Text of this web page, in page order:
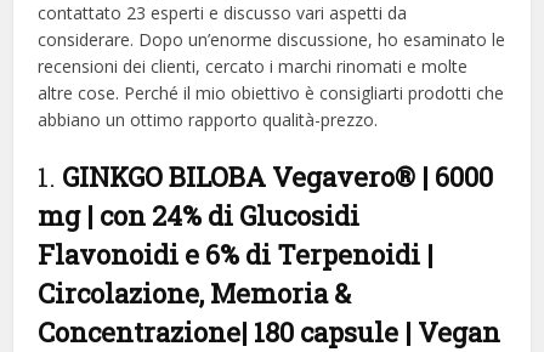
contattato 23 esperti e discusso vari aspetti da
considerare. Dopo un’enorme discussione, ho esaminato le
recensioni dei clienti, cercato i marchi rinomati e molte
altre cose. Perché il mio obiettivo è consigliarti prodotti che
abbiano un ottimo rapporto qualità-prezzo.
1. GINKGO BILOBA Vegavero® | 6000
mg | con 24% di Glucosidi
Flavonoidi e 6% di Terpenoidi |
Circolazione, Memoria &
Concentrazione| 180 capsule | Vegan